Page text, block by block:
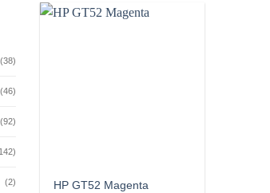
(38)
(46)
(92)
(2) HP GT52 Magenta